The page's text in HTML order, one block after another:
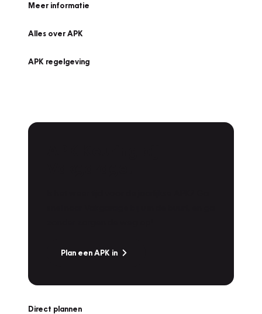
Meer informatie
Alles over APK
APK regelgeving
Plan een APK in
Direct plannen